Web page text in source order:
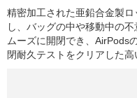
精密加工された亜鉛合金製
し、バッグの中や移動中の
ムーズに開閉でき、AirPods
閉耐久テストをクリアした高